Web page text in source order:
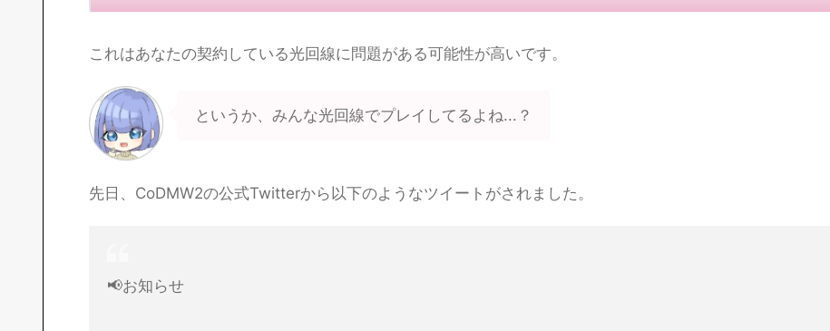
これはあなたの契約している光回線に問題がある可能性が高いです。
というか、みんな光回線でプレイしてるよね...？
先日、CoDMW2の公式Twitterから以下のようなツイートがされました。
📢お知らせ